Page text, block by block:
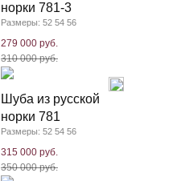
норки 781-3
Размеры: 52 54 56
279 000 руб.
310 000 руб.
Шуба из русской
норки 781
Размеры: 52 54 56
315 000 руб.
350 000 руб.